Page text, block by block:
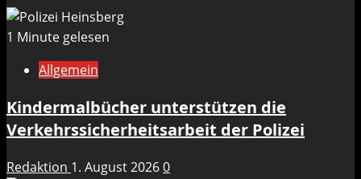
1 Minute gelesen
Allgemein
Kindermalbücher unterstützen die
Verkehrssicherheitsarbeit der Polizei
Redaktion 1. August 20260